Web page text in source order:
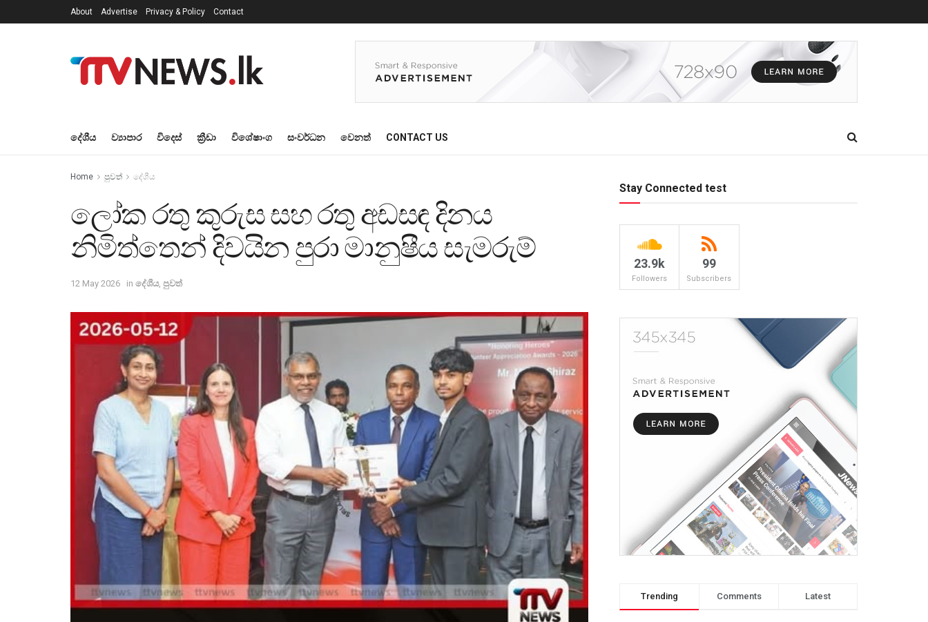
About Advertise Privacy & Policy Contact
දේශීය ව්‍යාපාර විදෙස් ක්‍රීඩා විශේෂාංග සංවර්ධන වෙනත් CONTACT US
Home පුවත් දේශීය
ලෝක රතු කුරුස සහ රතු අඩසඳ දිනය
නිමිත්තෙන් දිවයින පුරා මානුෂීය සැමරුම්
12 May 2026 in දේශීය, පුවත්
Stay Connected test
23.9k
Followers
99
Subscribers
Trending Comments Latest